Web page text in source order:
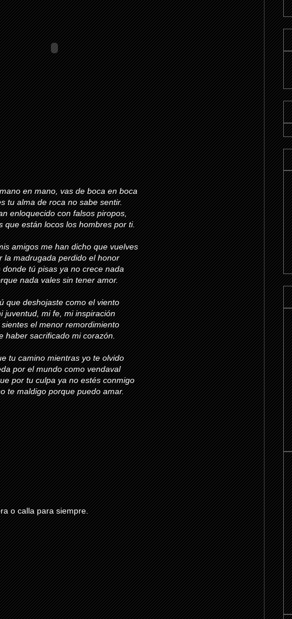
en mano, vas de boca en boca
tu alma de roca no sabe sentir.
enloquecido con falsos piropos,
que están locos los hombres por ti.
amigos me han dicho que vuelves
la madrugada perdido el honor
donde tú pisas ya no crece nada
nada vales sin tener amor.
que deshojaste como el viento
juventud, mi fe, mi inspiración
el menor remordimiento
haber sacrificado mi corazón.
tu camino mientras yo te olvido
por el mundo como vendaval
por tu culpa ya no estés conmigo
te maldigo porque puedo amar.
o calla para siempre.